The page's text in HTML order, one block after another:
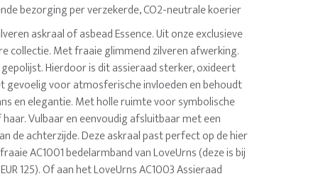
bezorging per verzekerde, CO2-neutrale koerier
askraal of asbead Essence. Uit onze exclusieve
collectie. Met fraaie glimmend zilveren afwerking.
Hierdoor is dit assieraad sterker, oxideert
gevoelig voor atmosferische invloeden en behoudt
en elegantie. Met holle ruimte voor symbolische
Vulbaar en eenvoudig afsluitbaar met een
de achterzijde. Deze askraal past perfect op de hier
AC1001 bedelarmband van LoveUrns (deze is bij
125). Of aan het LoveUrns AC1003 Assieraad